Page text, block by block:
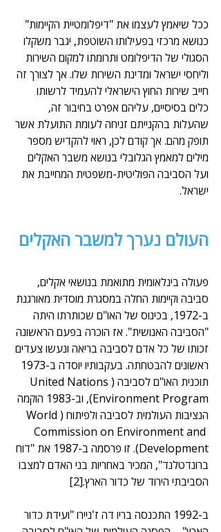
ככל שיאמץ לעצמו את "דיפלומטיית הקיימות"
כנושא מרכזי בפעילותו השוטפת, יגבר משקלו
הסגולי של הדיפלומט ותרומתו למקום השירות
וליחסי ישראל ומדינת השירות שלו. אך לצורך זה
חייב שירות החוץ הישראלי להעמיד לרשותו
כלים בסיסיים, עליהם אפרט בחיבור זה,
שהעלות בהקנייתם זניחה לעומת התועלת אשר
תופק מהם. אך קודם לכן, ראוי להקדיש מספר
מילים למאמץ הגלובלי בנושא משבר האקלים
ועל הסביבה הפוליטית-משפטית המחייבת את
ישראל.
העולם נערך למשבר האקלים
פעולה בינלאומית מתואמת בנושאי אקלים,
סביבה וקיימות החלה במסגרת מוסדית מאורגנת
ב-1972, בכינוס של האו"ם שכותרתו היתה
"הסביבה האנושית". אז הוכרה בפעם הראשונה
זכותו של כל אדם לסביבה בריאה ונעשו צעדים
תוכנית האו"ם לסביבה (United Nations
Environment Program), וב-1983 הוקמה
הנציבות העולמית לסביבה ולפיתוח (World
Commission on Environment and
Development). זו פרסמה ב-1987 את "דוח
ברונדטלנד", המכיר באחריות בני האדם למצבו
הסביבתי הירוד של כדור הארץ.[2]
ב-1992 התכנסה בריו דה ז'ניירו "ועידת כדור